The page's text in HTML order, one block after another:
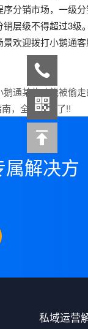
分销市场，一级
层级不得超过3级
欢迎拨打小鹅通
通某些功能被偷
，全在这里了!!
解决方
私域运营